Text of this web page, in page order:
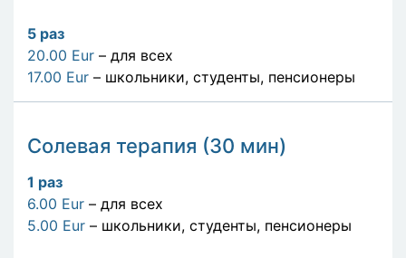
5 раз
20.00 Eur – для всех
17.00 Eur – школьники, студенты, пенсионеры
Солевая терапия (30 мин)
1 раз
6.00 Eur – для всех
5.00 Eur – школьники, студенты, пенсионеры